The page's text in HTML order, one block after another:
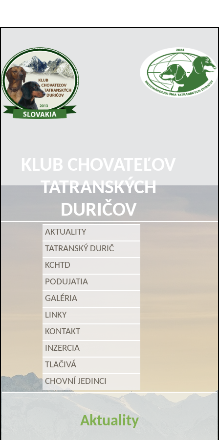
KLUB CHOVATEĽOV
TATRANSKÝCH
DURIČOV
AKTUALITY
TATRANSKÝ DURIČ
KCHTD
PODUJATIA
GALÉRIA
LINKY
KONTAKT
INZERCIA
TLAČIVÁ
CHOVNÍ JEDINCI
Aktuality